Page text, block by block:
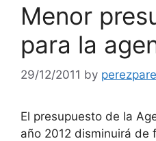
Menor
para la
29/12/2011 by
El presupuesto de la
año 2012 disminuirá de